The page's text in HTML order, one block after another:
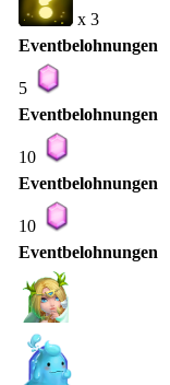
x 3
Eventbelohnungen
5
Eventbelohnungen
10
Eventbelohnungen
10
Eventbelohnungen